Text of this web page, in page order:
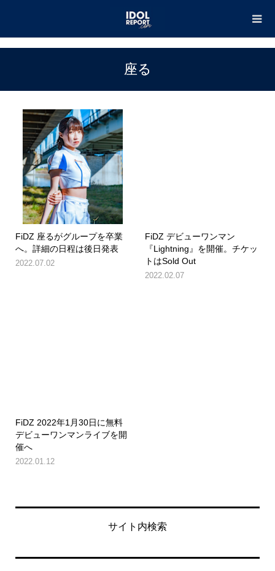
座る
FiDZ 座るがグループを卒業
へ。詳細の日程は後日発表
2022.07.02
FiDZ デビューワンマン
『Lightning』を開催。チケッ
トはSold Out
2022.02.07
FiDZ 2022年1月30日に無料
デビューワンマンライブを開
催へ
2022.01.12
サイト内検索